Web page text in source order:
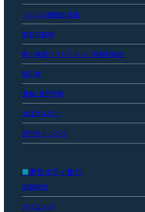
ツルツル股間形成術
割目形成術
割＋敏感クリトリス＋小陰唇形成術
膣形成
豊胸・豊尻手術
女性ホルモン
肛門ボトックス
男性ボディ整形
脂肪吸引
ダイエット